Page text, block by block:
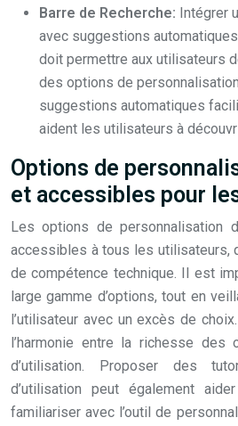
Barre de Recherche: Intégrer
avec suggestions
doit permettre aux utilisateurs
des options de
suggestions automatiques
aident les utilisateurs à
Options de
et accessibles pour
Les options de personnalisation
accessibles à tous les utilisateurs,
de compétence technique. Il est
large gamme d’options, tout en
l’utilisateur avec un excès de
l’harmonie entre la richesse
d’utilisation. Proposer des
d’utilisation peut également
familiariser avec l’outil de